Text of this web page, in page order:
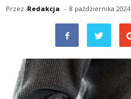
Przez Redakcja - 8 października 2024